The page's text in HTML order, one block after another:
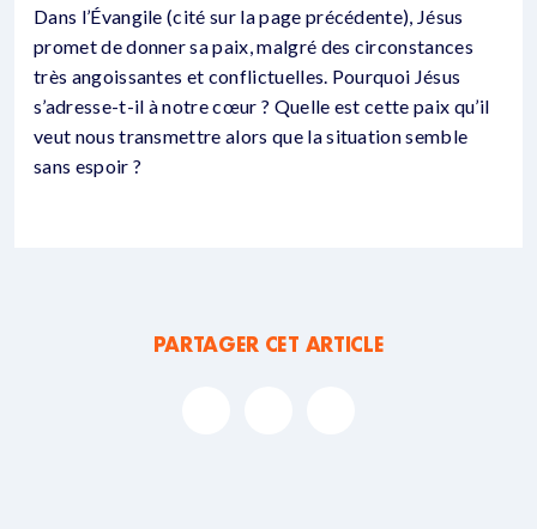
Dans l’Évangile (cité sur la page précédente), Jésus
promet de donner sa paix, malgré des circonstances
très angoissantes et conflictuelles. Pourquoi Jésus
s’adresse-t-il à notre cœur ? Quelle est cette paix qu’il
veut nous transmettre alors que la situation semble
sans espoir ?
PARTAGER CET ARTICLE